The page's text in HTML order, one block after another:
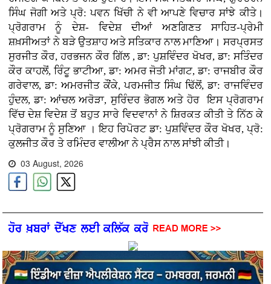
ਸਿੰਘ ਜੋਗੀ ਅਤੇ ਪ੍ਰੋ: ਪਵਨ ਖਿੱਚੀ ਨੇ ਵੀ ਆਪਣੇ ਵਿਚਾਰ ਸਾਂਝੇ ਕੀਤੇ।
ਪ੍ਰੋਗਰਾਮ ਨੂੰ ਦੇਸ਼- ਵਿਦੇਸ਼ ਦੀਆਂ ਅਣਗਿਣਤ ਸਾਹਿਤ-ਪ੍ਰੇਮੀ
ਸ਼ਖ਼ਸੀਅਤਾਂ ਨੇ ਬੜੇ ਉਤਸ਼ਾਹ ਅਤੇ ਸਤਿਕਾਰ ਨਾਲ ਮਾਣਿਆ। ਸਰਪ੍ਰਸਤ
ਸੁਰਜੀਤ ਕੌਰ, ਹਰਭਜਨ ਕੌਰ ਗਿੱਲ , ਡਾ: ਪੁਸ਼ਵਿੰਦਰ ਖੋਖਰ, ਡਾ: ਸਤਿੰਦਰ
ਕੌਰ ਕਾਹਲੋਂ, ਰਿੰਟੂ ਭਾਟੀਆ, ਡਾ: ਅਮਰ ਜੋਤੀ ਮਾਂਗਟ, ਡਾ: ਰਾਜਬੀਰ ਕੌਰ
ਗਰੇਵਾਲ, ਡਾ: ਅਮਰਜੀਤ ਕੌਂਕੇ, ਪਰਮਜੀਤ ਸਿੰਘ ਢਿੱਲੋਂ, ਡਾ: ਰਾਜਵਿੰਦਰ
ਹੁੰਦਲ, ਡਾ: ਆਂਚਲ ਅਰੋੜਾ, ਸੁਰਿੰਦਰ ਭੋਗਲ ਅਤੇ ਹੋਰ ਇਸ ਪ੍ਰੋਗਰਾਮ
ਵਿੱਚ ਦੇਸ਼ ਵਿਦੇਸ਼ ਤੋਂ ਬਹੁਤ ਸਾਰੇ ਵਿਦਵਾਨਾਂ ਨੇ ਸ਼ਿਰਕਤ ਕੀਤੀ ਤੇ ਨਿੱਠ ਕੇ
ਪ੍ਰੋਗਰਾਮ ਨੂੰ ਸੁਣਿਆ । ਇਹ ਰਿਪੋਰਟ ਡਾ: ਪੁਸ਼ਵਿੰਦਰ ਕੌਰ ਖੋਖਰ, ਪ੍ਰੋ:
ਕੁਲਜੀਤ ਕੌਰ ਤੇ ਰਮਿੰਦਰ ਵਾਲੀਆ ਨੇ ਪ੍ਰੈਸ ਨਾਲ ਸਾਂਝੀ ਕੀਤੀ।
03 August, 2026